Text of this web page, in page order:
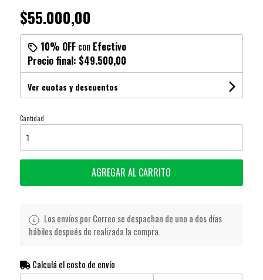
$55.000,00
10% OFFcon Efectivo
Precio final: $49.500,00
Ver cuotas y descuentos
Cantidad
AGREGAR AL CARRITO
Los envíos por Correo se despachan de uno a dos días
hábiles después de realizada la compra.
Calculá el costo de envío